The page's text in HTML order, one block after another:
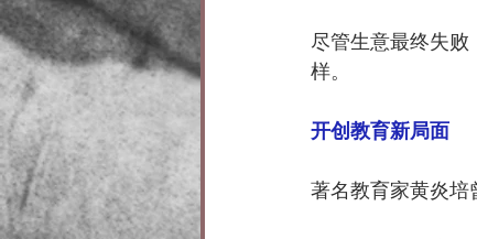
尽管生意最终失
样。
开创教育新局面
著名教育家黄炎培